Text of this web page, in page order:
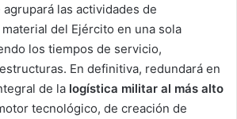
las actividades de
del Ejército en una sola
los tiempos de servicio,
En definitiva, redundará en
de la logística militar al más alto
tecnológico, de creación de